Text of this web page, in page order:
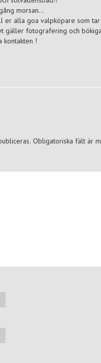
morsan…
er alla goa valpköpare som
gäller fotografering och
kontakten !
Obligatoriska fält är